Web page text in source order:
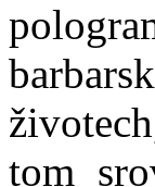
tom